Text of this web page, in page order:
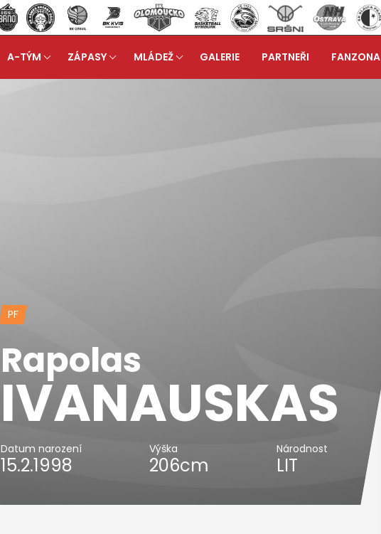
A-TÝM ZÁPASY MLÁDEŽ GALERIE PARTNEŘI FANZONA
PF
Rapolas
IVANAUSKAS
Datum narození
15.2.1998
Výška
206cm
Národnost
LIT